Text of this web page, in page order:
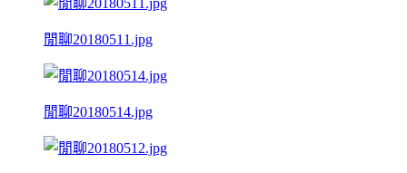
閒聊20180511.jpg
閒聊20180514.jpg